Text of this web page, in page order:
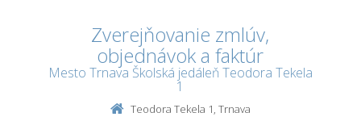
Zverejňovanie zmlúv,
objednávok a faktúr
Mesto Trnava Školská jedáleň Teodora Tekela
1
Teodora Tekela 1, Trnava